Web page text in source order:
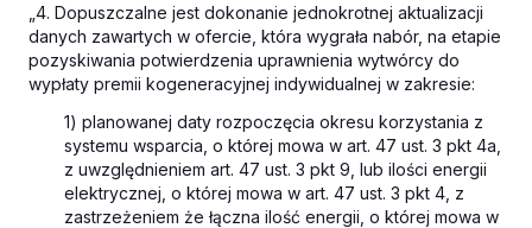
„4. Dopuszczalne jest dokonanie jednokrotnej aktualizacji
danych zawartych w ofercie, która wygrała nabór, na etapie
pozyskiwania potwierdzenia uprawnienia wytwórcy do
wypłaty premii kogeneracyjnej indywidualnej w zakresie:
1) planowanej daty rozpoczęcia okresu korzystania z
systemu wsparcia, o której mowa w art. 47 ust. 3 pkt 4a,
z uwzględnieniem art. 47 ust. 3 pkt 9, lub ilości energii
elektrycznej, o której mowa w art. 47 ust. 3 pkt 4, z
zastrzeżeniem że łączna ilość energii, o której mowa w